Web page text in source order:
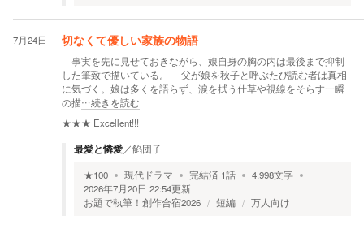
7月24日 切なくて優しい家族の物語
事実を先に見せておきながら、娘自身の胸の内は最後まで抑制
した筆致で描いている。 父が娘を秋子と呼ぶたび読む者は真相
に気づく。娘は多くを語らず、涙を拭う仕草や視線をそらす一瞬
の描…続きを読む
★★★ Excellent!!!
最愛と憐愛／餡団子
★100 現代ドラマ 完結済 1話 4,998文字
2026年7月20日 22:54更新
お題で執筆！創作合宿2026
短編 万人向け